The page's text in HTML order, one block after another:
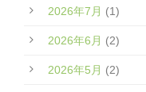
2026年7月 (1)
2026年6月 (2)
2026年5月 (2)